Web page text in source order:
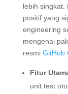
lebih singkat.
positif yang
engineering
mengenai
resmi GitHub
Fitur
unit test